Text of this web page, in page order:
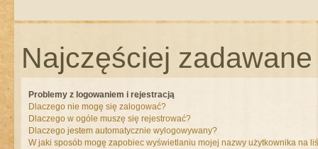
Najczęściej
Problemy z logowaniem i rejestracją
Dlaczego nie mogę się zalogować?
Dlaczego w ogóle muszę się rejestrować?
Dlaczego jestem automatycznie wylogowywany?
W jaki sposób mogę zapobiec wyświetlaniu mojej nazwy użytkownika na